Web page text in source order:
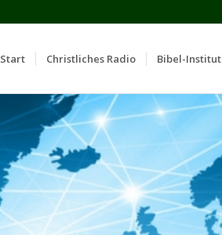
Start Сhristliches Radio Bibel-Institut